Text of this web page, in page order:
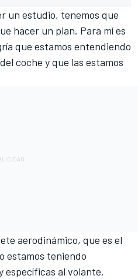
un estudio, tenemos que
hacer un plan. Para mí es
que estamos entendiendo
coche y que las estamos
aerodinámico, que es el
estamos teniendo
específicas al volante.